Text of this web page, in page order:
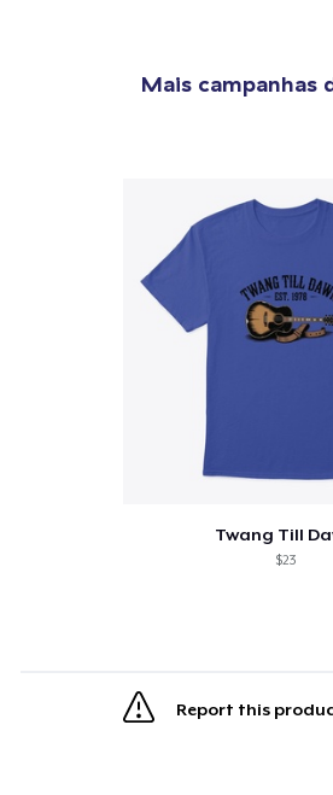
Mais campanhas
Twang Till
$23
Report this